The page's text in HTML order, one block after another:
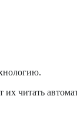
читать